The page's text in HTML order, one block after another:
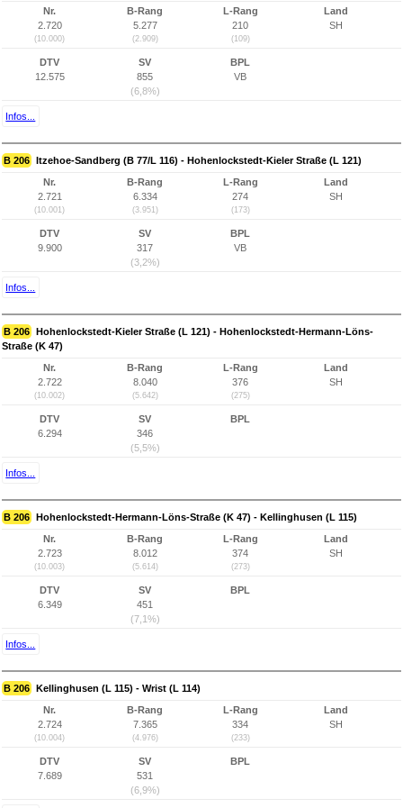
Nr.
2.720
(10.000)
B-Rang
5.277
(2.909)
L-Rang
210
(109)
Land
SH
DTV
12.575
SV
855
(6,8%)
BPL
VB
Infos...
B 206 Itzehoe-Sandberg (B 77/L 116) - Hohenlockstedt-Kieler Straße (L 121)
Nr.
2.721
(10.001)
B-Rang
6.334
(3.951)
L-Rang
274
(173)
Land
SH
DTV
9.900
SV
317
(3,2%)
BPL
VB
Infos...
B 206 Hohenlockstedt-Kieler Straße (L 121) - Hohenlockstedt-Hermann-Löns-
Straße (K 47)
Nr.
2.722
(10.002)
B-Rang
8.040
(5.642)
L-Rang
376
(275)
Land
SH
DTV
6.294
SV
346
(5,5%)
BPL
Infos...
B 206 Hohenlockstedt-Hermann-Löns-Straße (K 47) - Kellinghusen (L 115)
Nr.
2.723
(10.003)
B-Rang
8.012
(5.614)
L-Rang
374
(273)
Land
SH
DTV
6.349
SV
451
(7,1%)
BPL
Infos...
B 206 Kellinghusen (L 115) - Wrist (L 114)
Nr.
2.724
(10.004)
B-Rang
7.365
(4.976)
L-Rang
334
(233)
Land
SH
DTV
7.689
SV
531
(6,9%)
BPL